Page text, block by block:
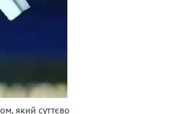
який суттєво